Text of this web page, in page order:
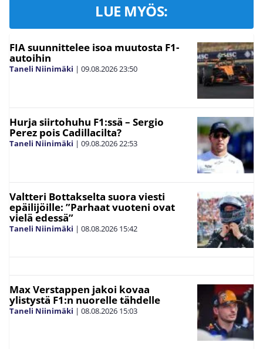
LUE MYÖS:
FIA suunnittelee isoa muutosta F1-
autoihin
Taneli Niinimäki | 09.08.202623:50
Hurja siirtohuhu F1:ssä – Sergio
Perez pois Cadillacilta?
Taneli Niinimäki | 09.08.202622:53
Valtteri Bottakselta suora viesti
epäilijöille: ”Parhaat vuoteni ovat
vielä edessä”
Taneli Niinimäki | 08.08.2026 15:42
Max Verstappen jakoi kovaa
ylistystä F1:n nuorelle tähdelle
Taneli Niinimäki | 08.08.2026 15:03